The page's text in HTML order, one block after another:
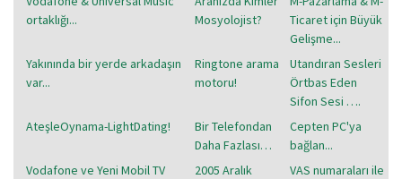
ortaklığı...
Mosyolojist?
Ticaret için Büyük
Gelişme...
Yakınında bir yerde arkadaşın
var...
Ringtone arama
motoru!
Utandıran Sesleri
Örtbas Eden
Sifon Sesi ….
AteşleOynama-LightDating!
Bir Telefondan
Daha Fazlası…
Cepten PC'ya
bağlan...
Vodafone ve Yeni Mobil TV
2005 Aralık
VAS numaraları ile